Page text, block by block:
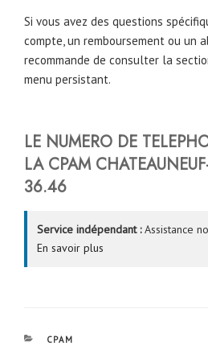
Si vous avez des questions
compte, un remboursement ou un
recommande de consulter la
menu persistant.
LE NUMERO DE
LA CPAM
36.46
Service indépendant :Assistance
En savoir plus
CATÉGORIES
CPAM